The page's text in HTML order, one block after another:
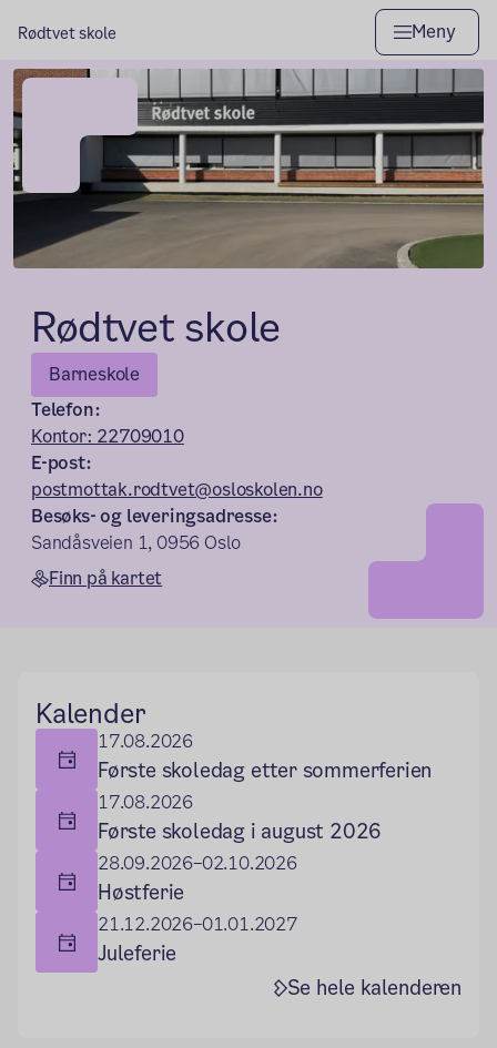
Rødtvet skole Meny
Rødtvet skole
Barneskole
Telefon:
Kontor: 22709010
E-post:
postmottak.rodtvet@osloskolen.no
Besøks- og leveringsadresse:
Sandåsveien 1, 0956 Oslo
Finn på kartet
Kalender
17.08.2026
Første skoledag etter sommerferien
17.08.2026
Første skoledag i august 2026
28.09.2026–02.10.2026
Høstferie
21.12.2026–01.01.2027
Juleferie
Se hele kalenderen